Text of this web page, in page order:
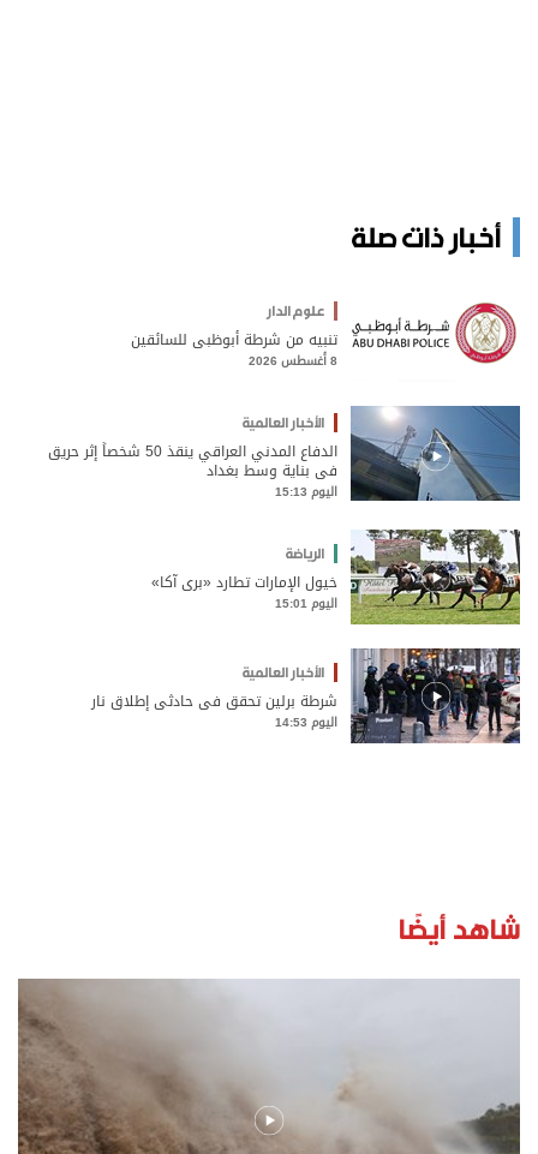
أخبار ذات صلة
علوم الدار
تنبيه من شرطة أبوظبي للسائقين
8 أغسطس 2026
الأخبار العالمية
الدفاع المدني العراقي ينقذ 50 شخصاً إثر حريق
في بناية وسط بغداد
اليوم 15:13
الرياضة
خيول الإمارات تطارد «بري آكا»
اليوم 15:01
الأخبار العالمية
شرطة برلين تحقق في حادثي إطلاق نار
اليوم 14:53
شاهد أيضًا